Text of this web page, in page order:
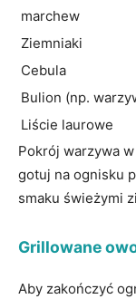
marchew
Ziemniaki
Cebula
Bulion (np.
Liście laurowe
Pokrój warzywa
gotuj na ognisku
smaku ⁣świeżymi
Grillowane
Aby zakończyć